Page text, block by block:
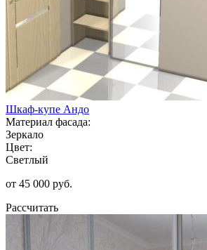
Шкаф-купе Андо
Материал фасада:
Зеркало
Цвет:
Светлый
от 45 000 руб.
Рассчитать